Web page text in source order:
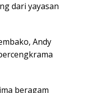
dari yayasan
Andy
beragam